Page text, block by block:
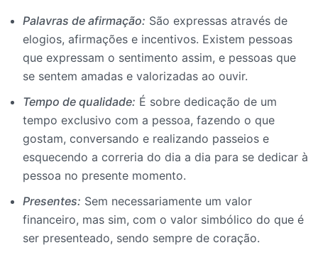
Palavras de afirmação: São expressas através de
elogios, afirmações e incentivos. Existem pessoas
que expressam o sentimento assim, e pessoas que
se sentem amadas e valorizadas ao ouvir.
Tempo de qualidade: É sobre dedicação de um
tempo exclusivo com a pessoa, fazendo o que
gostam, conversando e realizando passeios e
esquecendo a correria do dia a dia para se dedicar à
pessoa no presente momento.
Presentes: Sem necessariamente um valor
financeiro, mas sim, com o valor simbólico do que é
ser presenteado, sendo sempre de coração.